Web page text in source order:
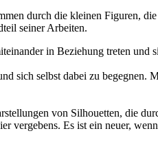
durch die kleinen Figuren,
seiner Arbeiten.
in Beziehung treten und
sich selbst dabei zu begegnen.
von Silhouetten, die
vergebens. Es ist ein neuer,